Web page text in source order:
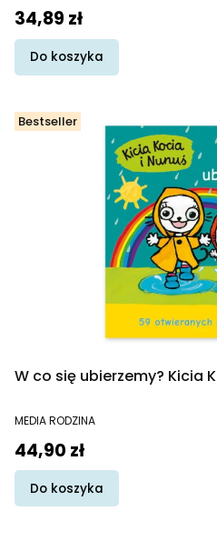
Cena
34,89 zł
Do koszyka
Bestseller
W co się ubierzemy? Kicia
PRODUCENT
MEDIA RODZINA
Cena
44,90 zł
Do koszyka